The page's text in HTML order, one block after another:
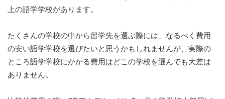
上の語学学校があります。
たくさんの学校の中から留学先を選ぶ際には、なるべく費用
の安い語学学校を選びたいと思うかもしれませんが、実際の
ところ語学学校にかかる費用はどこの学校を選んでも大差は
ありません。